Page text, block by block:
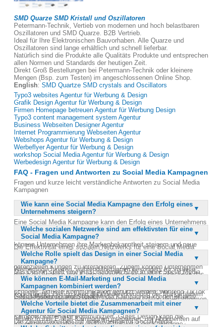
SMD Quarze SMD Kristall und Oszillatoren
Petermann-Technik, Vertieb von modernen und hoch belastbaren
Oszillatoren und SMD Quarze. B2B Vertrieb.
Ideal für Ihre Elektronischen Bauvorhaben. Alle Quarze und
Oszillatoren sind lange erhältlich und schnell lieferbar.
Natürlich sind die Produkte alle Qualitäts Produkte und entsprechen
allen Normen und Standards der heutigen Zeit.
Direkt Groß Bestellungen bei Petermann-Technik oder kleinere
Mengen (Bsp. zum Testen) im angeschlossenen Online Shop.
English: SMD Quartze SMD crystals and Oscillators
Typo3 websites Agentur für Werbung & Design
Grafik Design Agentur für Werbung & Design
Firmen Homepage betreuen Agentur für Werbung Design
Typo3 content management system Agentur
Business Webseiten Designer Agentur
Internet Programmierung Webseiten Agentur
Webshops Agentur für Werbung & Design
Werbeflyer Agentur für Werbung & Design
workshop Social Media Agentur für Werbung & Design
Werbedesign Agentur für Werbung & Design
FAQ - Fragen und Antworten zu Social Media Kampagnen
Fragen und kurze leicht verständliche Antworten zu Social Media
Kampagnen
Wie kann eine Social Media Kampagne den Erfolg eines
Unternehmens steigern?
Eine Social Media Kampagne kann den Erfolg eines Unternehmens
steigern, indem sie die Sichtbarkeit und Präsenz in den sozialen
Netzwerken erhöht. Durch gezielte Ansprache der Zielgruppe
können Unternehmen ihre Markenbekanntheit steigern und neue
Kunden gewinnen. Social Media bietet eine kostengünstige
Möglichkeit, Werbebotschaften zu verbreiten und direkt mit
potenziellen Kunden zu interagieren. Zudem können Unternehmen
durch die Analyse von Kampagnendaten wertvolle Einblicke in das
Verhalten ihrer Zielgruppe gewinnen. Eine gut geplante Kampagne
kann auch die Kundenbindung stärken und langfristige
Geschäftsbeziehungen fördern.
Welche sozialen Netzwerke sind am effektivsten für eine
Social Media Kampagne?
Die Effektivität eines sozialen Netzwerks für eine Social Media
Kampagne hängt von der Zielgruppe und den Zielen der Kampagne
ab. Facebook ist weit verbreitet und bietet umfangreiche
Werbemöglichkeiten, während Instagram besonders für visuelle
Inhalte geeignet ist. LinkedIn eignet sich hervorragend für B2B-
Kampagnen und die Ansprache von Fachleuten. Twitter kann für
schnelle, aktuelle Kommunikation genutzt werden, während TikTok
jüngere Zielgruppen anspricht. Unternehmen sollten die Plattformen
wählen, die am besten zu ihrer Zielgruppe und ihren
Kampagnenzielen passen.
Welche Rolle spielt das Design in einer Social Media
Kampagne?
Das Design spielt eine entscheidende Rolle in einer Social Media
Kampagne, da es die Aufmerksamkeit der Nutzer auf sich zieht und
die Markenbotschaft visuell vermittelt. Ein ansprechendes und
konsistentes Design kann die Wiedererkennung der Marke fördern
und die Professionalität der Kampagne unterstreichen. Es ist
wichtig, dass das Design zur Zielgruppe passt und die
Kernbotschaften klar kommuniziert. Gutes Design kann die
Interaktionsrate erhöhen und die Effektivität der Kampagne
Wie können E-Mail-Marketing und Social Media
Kampagnen kombiniert werden?
E-Mail-Marketing und Social Media Kampagnen können effektiv
kombiniert werden, um eine breitere Zielgruppe zu erreichen und die
Kundenbindung zu stärken. Unternehmen können Social Media
Inhalte in ihre E-Mail-Kampagnen integrieren, um Abonnenten auf
Welche Vorteile bietet die Zusammenarbeit mit einer
Agentur für Social Media Kampagnen?
Die Zusammenarbeit mit einer Agentur für Social Media